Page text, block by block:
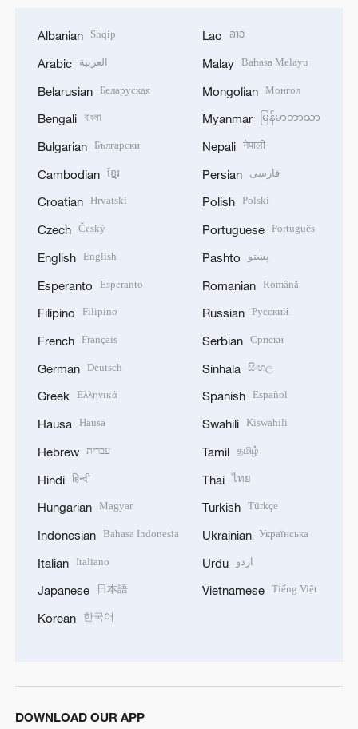
Albanian Shqip
Arabic العربية
Belarusian Беларуская
Bengali বাংলা
Bulgarian Български
Cambodian ខ្មែរ
Croatian Hrvatski
Czech Český
English English
Esperanto Esperanto
Filipino Filipino
French Français
German Deutsch
Greek Ελληνικά
Hausa Hausa
Hebrew עברית
Hindi हिन्दी
Hungarian Magyar
Indonesian Bahasa Indonesia
Italian Italiano
Japanese 日本語
Korean 한국어
Lao ລາວ
Malay Bahasa Melayu
Mongolian Монгол
Myanmar မြန်မာဘာသာ
Nepali नेपाली
Persian فارسی
Polish Polski
Portuguese Português
Pashto پښتو
Romanian Română
Russian Русский
Serbian Српски
Sinhala සිංහල
Spanish Español
Swahili Kiswahili
Tamil தமிழ்
Thai ไทย
Turkish Türkçe
Ukrainian Українська
Urdu اردو
Vietnamese Tiếng Việt
DOWNLOAD OUR APP